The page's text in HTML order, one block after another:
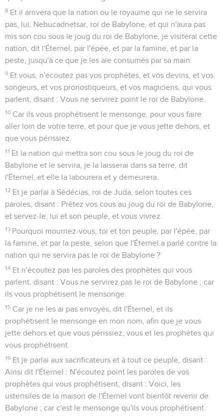
8 Et il arrivera que la nation ou le royaume qui ne le servira
pas, lui, Nebucadnetsar, roi de Babylone, et qui n'aura pas
mis son cou sous le joug du roi de Babylone, je visiterai cette
nation, dit l'Éternel, par l'épée, et par la famine, et par la
peste, jusqu'à ce que je les aie consumés par sa main.
9 Et vous, n'écoutez pas vos prophètes, et vos devins, et vos
songeurs, et vos pronostiqueurs, et vos magiciens, qui vous
parlent, disant : Vous ne servirez point le roi de Babylone.
10 Car ils vous prophétisent le mensonge, pour vous faire
aller loin de votre terre, et pour que je vous jette dehors, et
que vous périssiez.
11 Et la nation qui mettra son cou sous le joug du roi de
Babylone et le servira, je la laisserai dans sa terre, dit
l'Éternel, et elle la labourera et y demeurera.
12 Et je parlai à Sédécias, roi de Juda, selon toutes ces
paroles, disant : Prêtez vos cous au joug du roi de Babylone,
et servez-le, lui et son peuple, et vous vivrez.
13 Pourquoi mourriez-vous, toi et ton peuple, par l'épée, par
la famine, et par la peste, selon que l'Éternel a parlé contre la
nation qui ne servira pas le roi de Babylone ?
14 Et n'écoutez pas les paroles des prophètes qui vous
parlent, disant : Vous ne servirez pas le roi de Babylone ; car
ils vous prophétisent le mensonge.
15 Car je ne les ai pas envoyés, dit l'Éternel, et ils
prophétisent le mensonge en mon nom, afin que je vous
jette dehors et que vous périssiez, vous et les prophètes qui
vous prophétisent.
16 Et je parlai aux sacrificateurs et à tout ce peuple, disant :
Ainsi dit l'Éternel : N'écoutez point les paroles de vos
prophètes qui vous prophétisent, disant : Voici, les
ustensiles de la maison de l'Éternel vont bientôt revenir de
Babylone ; car c'est le mensonge qu'ils vous prophétisent.